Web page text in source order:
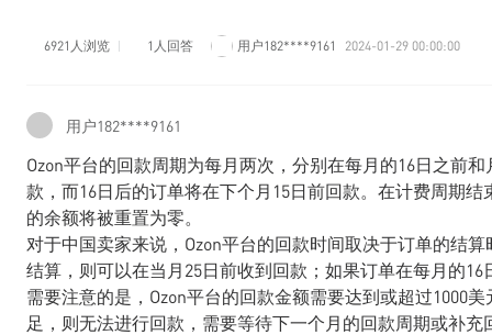
6921人浏览 1人回答 用户182****9161 2024-01-29 00:00:00
用户182****9161
Ozon平台的回款周期为每月两次，分别在每月的16日之前
款，而16日后的订单将在下个月15日前回款。在计费周期
的余额将被重置为零。
对于中国卖家来说，Ozon平台的回款时间取决于订单的结
结算，则可以在当月25日前收到回款；如果订单在每月的
需要注意的是，Ozon平台的回款金额需要达到或超过1000
足，则无法进行回款，需要等待下一个月的回款周期或补